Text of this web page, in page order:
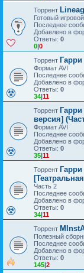
Торрент
Готовый
Последнее
Добавлено в
Ответы: 0
0|0
Торрент Гарри
Формат AVI
Последнее
Добавлено в
Ответы: 0
34|11
Торрент
версия]
Формат AVI
Последнее
Добавлено в
Ответы: 0
35|11
Торрент Гарри
Часть 2
Последнее
Добавлено в
Ответы: 0
34|11
Торрент
Полезный
Последнее
Добавлено в
Ответы: 0
145|2